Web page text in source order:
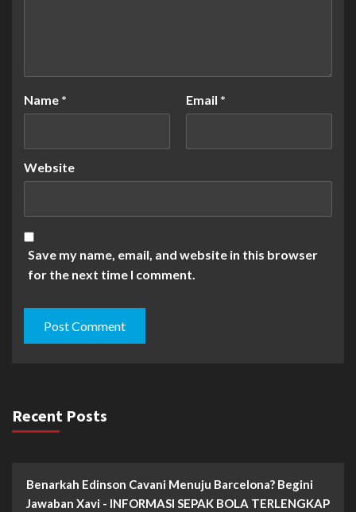
Name * Email *
Website
Save my name, email, and website in this browser
for the next time I comment.
Recent Posts
Benarkah Edinson Cavani Menuju Barcelona? Begini
Jawaban Xavi - INFORMASI SEPAK BOLA TERLENGKAP